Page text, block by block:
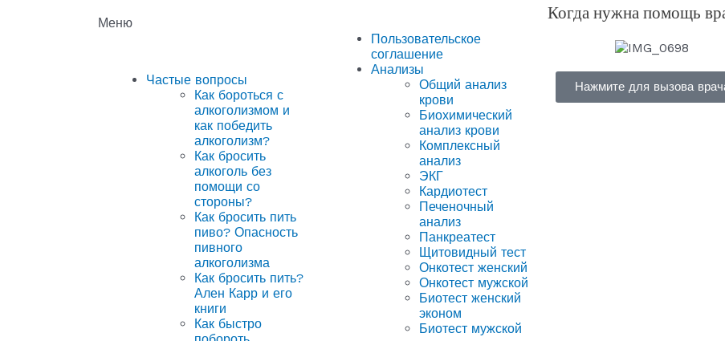
Меню
Частые вопросы
Как бороться с
алкоголизмом и
как победить
алкоголизм?
Как бросить
алкоголь без
помощи со
стороны?
Как бросить пить
пиво? Опасность
пивного
алкоголизма
Как бросить пить?
Ален Карр и его
книги
Как быстро
Пользовательское
соглашение
Анализы
Общий анализ
крови
Биохимический
анализ крови
Комплексный
анализ
ЭКГ
Кардиотест
Печеночный
анализ
Панкреатест
Щитовидный тест
Онкотест женский
Онкотест мужской
Биотест женский
эконом
Биотест мужской
Когда нужна помощь
Нажмите для вызова